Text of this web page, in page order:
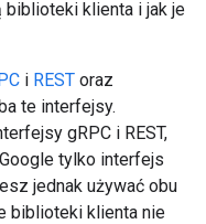
klienta i jak je
i REST oraz
te interfejsy.
gRPC i REST,
tylko interfejs
jednak używać obu
biblioteki klienta nie